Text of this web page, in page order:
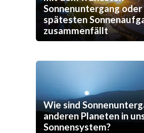
Sonnenuntergang
spätesten
zusammenfällt
Wie sind
anderen Planeten in
Sonnensystem?